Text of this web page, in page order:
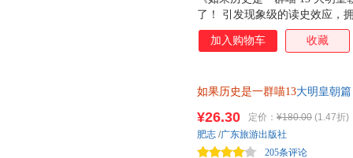
了！ 引发现象级的读史效应，
来第十三卷“大明皇朝篇”！诞
的统治，第十三卷将带你一口
篇”将通过皇帝们的曲折人生
文献作为参考，对明朝纷繁复
帝、文臣、宦官的权力博弈。
加入购物车 收藏
如果历史是一群喵13大明皇朝
¥26.30 定价： ¥180.00 (1.47折)
205条评论
肥志 /广东旅游出版社